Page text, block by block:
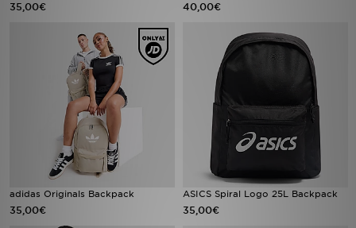
35,00€ 40,00€
adidas Originals Backpack
35,00€
ASICS Spiral Logo 25L Backpack
35,00€